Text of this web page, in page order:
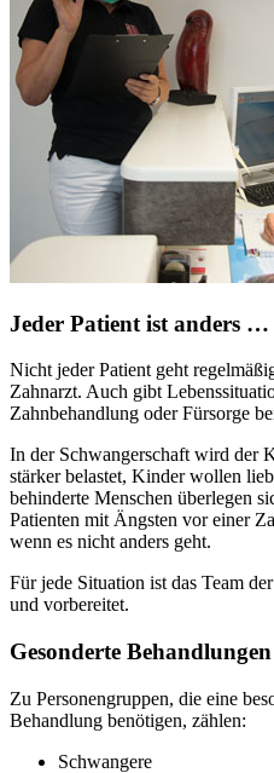
Jeder Patient ist anders …
Nicht jeder Patient geht
Zahnarzt. Auch gibt
Zahnbehandlung oder Fürsorge
In der Schwangerschaft wird der
stärker belastet, Kinder wollen
behinderte Menschen überlegen
Patienten mit Ängsten vor einer
wenn es nicht anders geht.
Für jede Situation ist das Team
und vorbereitet.
Gesonderte Behandlungen
Zu Personengruppen, die eine
Behandlung benötigen, zählen:
Schwangere